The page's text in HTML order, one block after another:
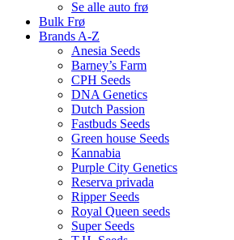
Se alle auto frø
Bulk Frø
Brands A-Z
Anesia Seeds
Barney’s Farm
CPH Seeds
DNA Genetics
Dutch Passion
Fastbuds Seeds
Green house Seeds
Kannabia
Purple City Genetics
Reserva privada
Ripper Seeds
Royal Queen seeds
Super Seeds